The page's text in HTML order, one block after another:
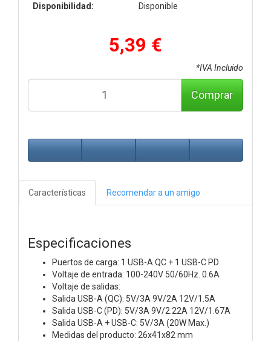
Disponibilidad: Disponible
5,39 €
*IVA Incluido
Comprar
Características Recomendar a un amigo
Especificaciones
Puertos de carga: 1 USB-A QC + 1 USB-C PD
Voltaje de entrada: 100-240V 50/60Hz. 0.6A
Voltaje de salidas:
Salida USB-A (QC): 5V/3A 9V/2A 12V/1.5A
Salida USB-C (PD): 5V/3A 9V/2.22A 12V/1.67A
Salida USB-A + USB-C: 5V/3A (20W Max.)
Medidas del producto: 26x41x82 mm